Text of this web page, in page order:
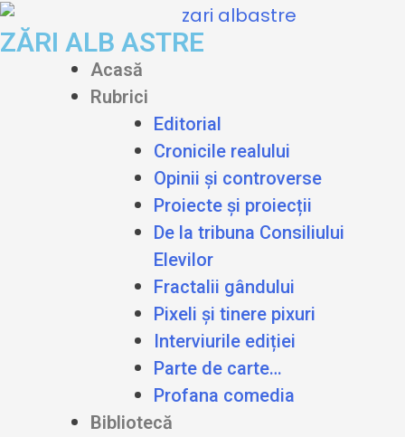
ZĂRI ALB ASTRE
Acasă
Rubrici
Editorial
Cronicile realului
Opinii și controverse
Proiecte și proiecții
De la tribuna Consiliului
Elevilor
Fractalii gândului
Pixeli și tinere pixuri
Interviurile ediției
Parte de carte…
Profana comedia
Bibliotecă